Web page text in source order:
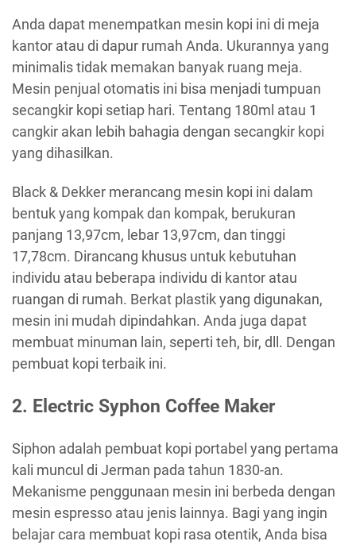
Anda dapat menempatkan mesin kopi ini di meja
kantor atau di dapur rumah Anda. Ukurannya yang
minimalis tidak memakan banyak ruang meja.
Mesin penjual otomatis ini bisa menjadi tumpuan
secangkir kopi setiap hari. Tentang 180ml atau 1
cangkir akan lebih bahagia dengan secangkir kopi
yang dihasilkan.
Black & Dekker merancang mesin kopi ini dalam
bentuk yang kompak dan kompak, berukuran
panjang 13,97cm, lebar 13,97cm, dan tinggi
17,78cm. Dirancang khusus untuk kebutuhan
individu atau beberapa individu di kantor atau
ruangan di rumah. Berkat plastik yang digunakan,
mesin ini mudah dipindahkan. Anda juga dapat
membuat minuman lain, seperti teh, bir, dll. Dengan
pembuat kopi terbaik ini.
2. Electric Syphon Coffee Maker
Siphon adalah pembuat kopi portabel yang pertama
kali muncul di Jerman pada tahun 1830-an.
Mekanisme penggunaan mesin ini berbeda dengan
mesin espresso atau jenis lainnya. Bagi yang ingin
belajar cara membuat kopi rasa otentik, Anda bisa